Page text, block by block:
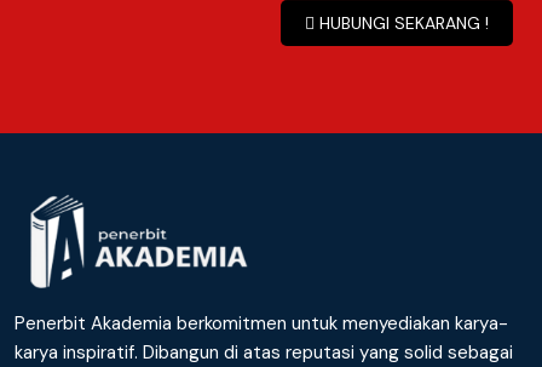
HUBUNGI SEKARANG !
Penerbit Akademia berkomitmen untuk menyediakan karya-
karya inspiratif. Dibangun di atas reputasi yang solid sebagai